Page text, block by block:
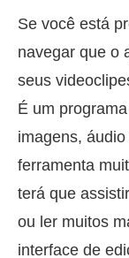
Se você está
navegar que o
seus
É um
imagens,
ferramenta
terá que
ou ler muitos
interface de